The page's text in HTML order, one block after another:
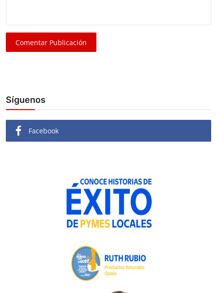
Comentar Publicación
Síguenos
Facebook